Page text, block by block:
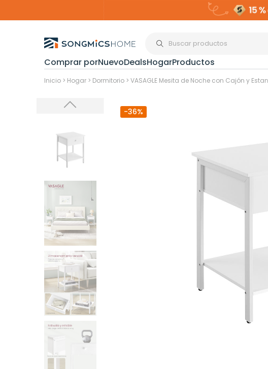
Comprar porNuevoDealsHogarProductos
Organización del hogar>
Cajas de
Almacenamiento
Maquillaje y
Inicio > Hogar > Dormitorio > VASAGLE Mesita de Noche con Cajón y
-36%